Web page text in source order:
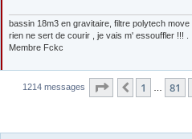
bassin 18m3 en gravitaire, filtre polytech move
rien ne sert de courir , je vais m' essouffler !!! .
Membre Fckc
1214 messages Page 83 122
Précédente
1 81